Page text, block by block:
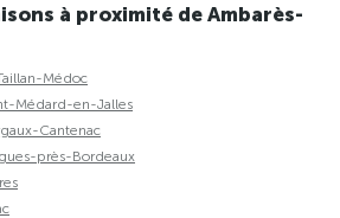
à proximité de Ambarès-
Médoc
Médard-en-Jalles
Cantenac
près-Bordeaux